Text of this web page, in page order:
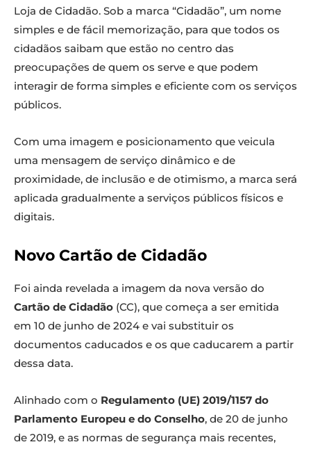
Loja de Cidadão. Sob a marca “Cidadão”, um nome
simples e de fácil memorização, para que todos os
cidadãos saibam que estão no centro das
preocupações de quem os serve e que podem
interagir de forma simples e eficiente com os serviços
públicos.
Com uma imagem e posicionamento que veicula
uma mensagem de serviço dinâmico e de
proximidade, de inclusão e de otimismo, a marca será
aplicada gradualmente a serviços públicos físicos e
digitais.
Novo Cartão de Cidadão
Foi ainda revelada a imagem da nova versão do
Cartão de Cidadão (CC), que começa a ser emitida
em 10 de junho de 2024 e vai substituir os
documentos caducados e os que caducarem a partir
dessa data.
Alinhado com o Regulamento (UE) 2019/1157 do
Parlamento Europeu e do Conselho, de 20 de junho
de 2019, e as normas de segurança mais recentes,